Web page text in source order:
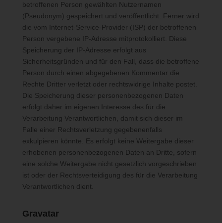
betroffenen Person gewählten Nutzernamen
(Pseudonym) gespeichert und veröffentlicht. Ferner wird
die vom Internet-Service-Provider (ISP) der betroffenen
Person vergebene IP-Adresse mitprotokolliert. Diese
Speicherung der IP-Adresse erfolgt aus
Sicherheitsgründen und für den Fall, dass die betroffene
Person durch einen abgegebenen Kommentar die
Rechte Dritter verletzt oder rechtswidrige Inhalte postet.
Die Speicherung dieser personenbezogenen Daten
erfolgt daher im eigenen Interesse des für die
Verarbeitung Verantwortlichen, damit sich dieser im
Falle einer Rechtsverletzung gegebenenfalls
exkulpieren könnte. Es erfolgt keine Weitergabe dieser
erhobenen personenbezogenen Daten an Dritte, sofern
eine solche Weitergabe nicht gesetzlich vorgeschrieben
ist oder der Rechtsverteidigung des für die Verarbeitung
Verantwortlichen dient.
Gravatar
Verarbeitung Verantwortliche unterliegt, vorgesehen wurde.
Entfällt der Speicherungszweck oder läuft eine vom
Europäischen Richtlinien- und Verordnungsgeber oder einem
anderen zuständigen Gesetzgeber vorgeschriebene
Speicherfrist ab, werden die personenbezogenen Daten
routinemäßig und entsprechend den gesetzlichen Vorschriften
gesperrt oder gelöscht.
Rechte der betroffenen Person
a) Recht auf Bestätigung
Jede betroffene Person hat das vom Europäischen Richtlinien-
und Verordnungsgeber eingeräumte Recht, von dem für die
Verarbeitung Verantwortlichen eine Bestätigung darüber zu
verlangen, ob sie betreffende personenbezogene Daten
jederzeit an einen Mitarbeiter des für die Verarbeitung